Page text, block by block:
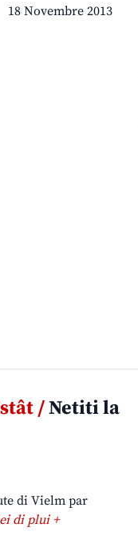
18 Novembre 2013
/Netiti la
di Vielm par
di plui +